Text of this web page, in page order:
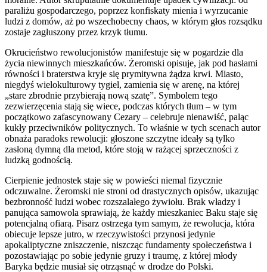
paraliżu gospodarczego, poprzez konfiskaty mienia i wyrzucanie
ludzi z domów, aż po wszechobecny chaos, w którym głos rozsądku
zostaje zagłuszony przez krzyk tłumu.
Okrucieństwo rewolucjonistów manifestuje się w pogardzie dla
życia niewinnych mieszkańców. Żeromski opisuje, jak pod hasłami
równości i braterstwa kryje się prymitywna żądza krwi. Miasto,
niegdyś wielokulturowy tygiel, zamienia się w arenę, na której
„stare zbrodnie przybierają nową szatę”. Symbolem tego
zezwierzęcenia stają się wiece, podczas których tłum – w tym
początkowo zafascynowany Cezary – celebruje nienawiść, paląc
kukły przeciwników politycznych. To właśnie w tych scenach autor
obnaża paradoks rewolucji: głoszone szczytne ideały są tylko
zasłoną dymną dla metod, które stoją w rażącej sprzeczności z
ludzką godnością.
Cierpienie jednostek staje się w powieści niemal fizycznie
odczuwalne. Żeromski nie stroni od drastycznych opisów, ukazując
bezbronność ludzi wobec rozszalałego żywiołu. Brak władzy i
panująca samowola sprawiają, że każdy mieszkaniec Baku staje się
potencjalną ofiarą. Pisarz ostrzega tym samym, że rewolucja, która
obiecuje lepsze jutro, w rzeczywistości przynosi jedynie
apokaliptyczne zniszczenie, niszcząc fundamenty społeczeństwa i
pozostawiając po sobie jedynie gruzy i traumę, z której młody
Baryka będzie musiał się otrząsnąć w drodze do Polski.